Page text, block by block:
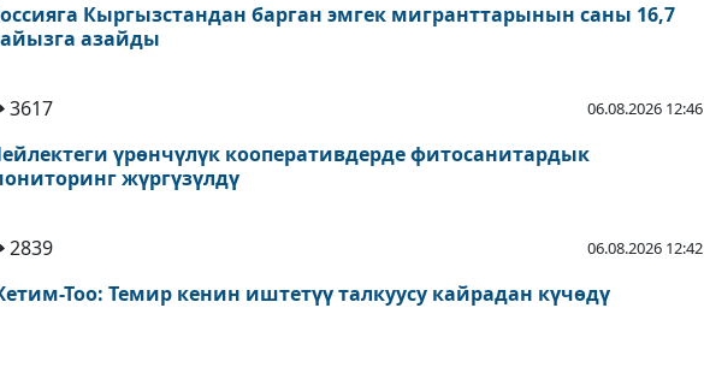
Кыргызстандан барган эмгек мигранттарынын саны 16,7
азайды
3617 06.08.2026 12:46
үрөнчүлүк кооперативдерде фитосанитардык
жүргүзүлдү
2839 06.08.2026 12:42
Тоо: Темир кенин иштетүү талкуусу кайрадан күчөдү